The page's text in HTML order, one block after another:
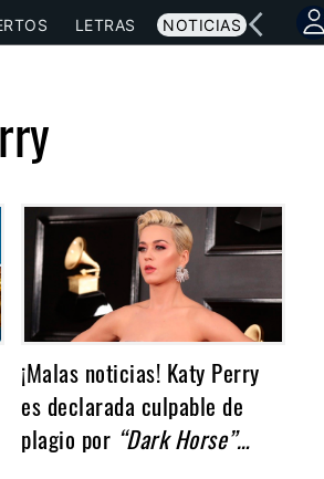
LETRAS NOTICIAS
¡Malas noticias! Katy Perry
es declarada culpable de
plagio por “Dark Horse”…